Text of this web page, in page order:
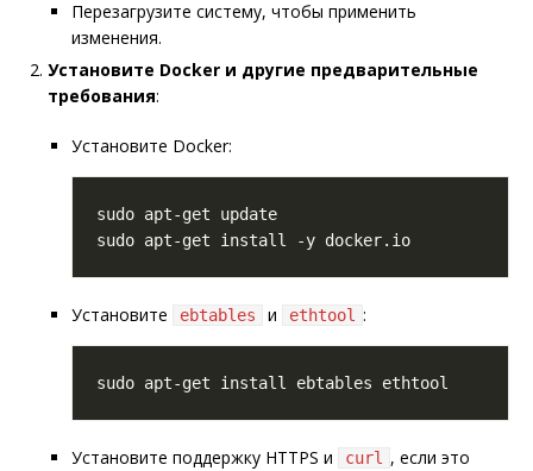
Перезагрузите систему, чтобы применить
изменения.
Установите Docker и другие предварительные
требования:
Установите Docker:
Установите ebtables и ethtool :
Установите поддержку HTTPS и curl
, если это